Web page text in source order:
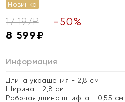
Новинка
17 197₽ -50%
8 599₽
Информация
Длина украшения - 2,8 см
Ширина - 2,8 см
Рабочая длина штифта - 0,55 см